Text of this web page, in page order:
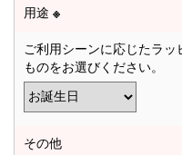
用途 ※
ご利用シーンに応じたラ
ものをお選びください。
その他